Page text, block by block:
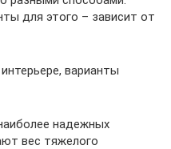
для этого – зависит от
варианты
надежных
вес тяжелого